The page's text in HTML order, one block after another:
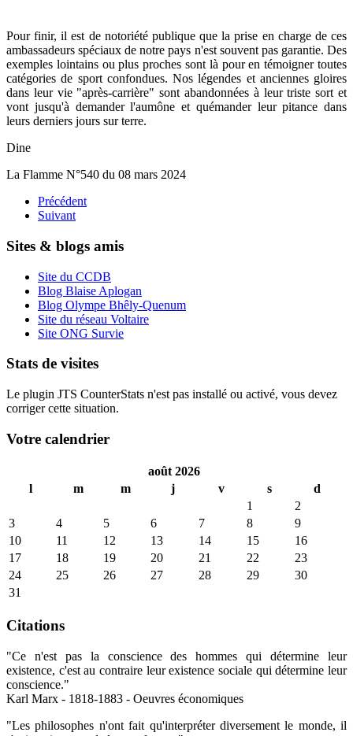
Pour finir, il est de notoriété publique que la prise en charge de ces
ambassadeurs spéciaux de notre pays n'est souvent pas garantie. Des
exemples lointains ou plus proches sont là pour en témoigner toutes
catégories de sport confondues. Nos légendes et anciennes gloires
dans leur vie "après-carrière" sont abandonnées à leur triste sort et
vont jusqu'à demander l'aumône et quémander leur pitance dans
leurs derniers jours sur terre.
Dine
La Flamme N°540 du 08 mars 2024
Précédent
Suivant
Sites & blogs amis
Site du CCDB
Blog Blaise Aplogan
Blog Olympe Bhêly-Quenum
Site du réseau Voltaire
Site ONG Survie
Stats de visites
Le plugin JTS CounterStats n'est pas installé ou activé, vous devez
corriger cette situation.
Votre calendrier
août 2026
l
m m j v s
d
1
2
3
4 5 6 7 8
9
10
11 12 13 14 15
16
17
18 19 20 21 22
23
24
25 26 27 28 29
30
31
Citations
"Ce n'est pas la conscience des hommes qui détermine leur
existence, c'est au contraire leur existence sociale qui détermine leur
conscience."
Karl Marx - 1818-1883 - Oeuvres économiques
"Les philosophes n'ont fait qu'interpréter diversement le monde, il